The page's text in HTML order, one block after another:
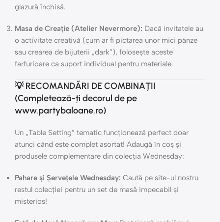
glazură închisă.
Masa de Creație (Atelier Nevermore): Dacă invitatele au
o activitate creativă (cum ar fi pictarea unor mici pânze
sau crearea de bijuterii „dark”), folosește aceste
farfurioare ca suport individual pentru materiale.
💡 RECOMANDĂRI DE COMBINAȚII
(Completează-ți decorul de pe
www.partybaloane.ro)
Un „Table Setting” tematic funcționează perfect doar
atunci când este complet asortat! Adaugă în coș și
produsele complementare din colecția Wednesday:
Pahare și Șervețele Wednesday: Caută pe site-ul nostru
restul colecției pentru un set de masă impecabil și
misterios!